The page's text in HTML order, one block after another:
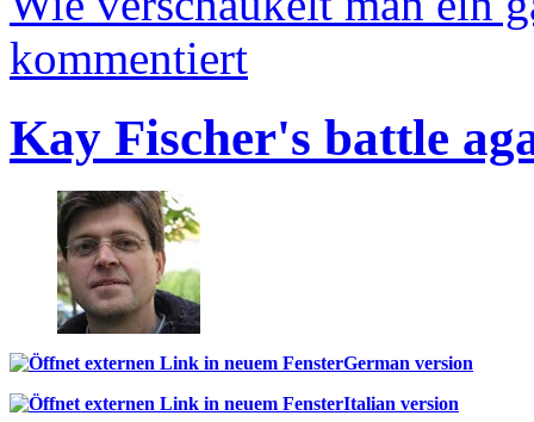
kommentiert
Kay Fischer's battle
German version
Italian version